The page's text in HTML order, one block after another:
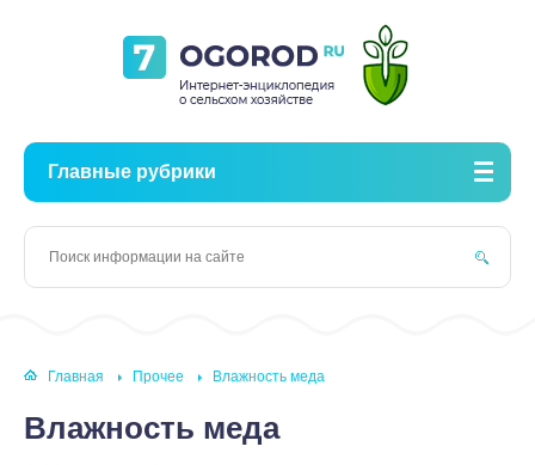
Главные рубрики
Главная Прочее Влажность меда
Влажность меда